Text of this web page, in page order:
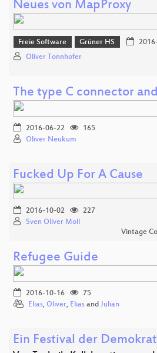
Neues von MapProxy
Freie Software Grüner HS
Oliver Tonnhofer
The type C connector
2016-06-22
165
Oliver Neukum
Fucked Up For A Cause
2016-10-02
227
Sven Oliver Moll
Vintage
Refugee Guide
2016-10-16
75
Elias, Oliver, Elias and Julian
Ein Festival der